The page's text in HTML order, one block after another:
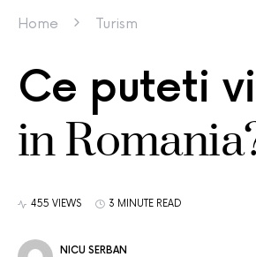
Home Turism
Ce puteti
in
455 VIEWS 3 MINUTE READ
NICU SERBAN